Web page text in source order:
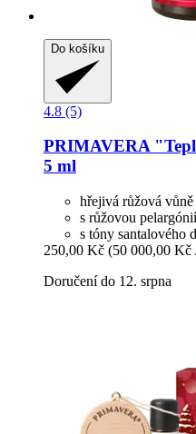
Do košíku
4.8 (5)
PRIMAVERA
5 ml
hřejivá růžová vůně
s růžovou
s tóny santalového
250,00 Kč (50 000,00 Kč
Doručení do 12. srpna